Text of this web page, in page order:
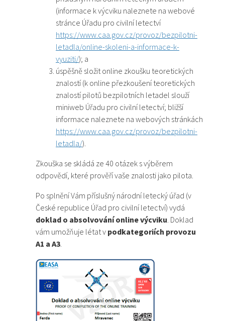
(informace k výcviku naleznete na webové
stránce Úřadu pro civilní letectví
https://www.caa.gov.cz/provoz/bezpilotni-
letadla/online-skoleni-a-informace-k-
vyuziti/); a
úspěšně složit online zkoušku teoretických
znalostí (k online přezkoušení teoretických
znalostí pilotů bezpilotních letadel slouží
miniweb Úřadu pro civilní letectví; bližší
informace naleznete na webových stránkách
https://www.caa.gov.cz/provoz/bezpilotni-
letadla/).
Zkouška se skládá ze 40 otázek s výběrem
odpovědí, které prověří vaše znalosti jako pilota.
Po splnění Vám příslušný národní letecký úřad (v
České republice Úřad pro civilní letectví) vydá
doklad o absolvování online výcviku. Doklad
vám umožňuje létat v podkategoriích provozu
A1 a A3.